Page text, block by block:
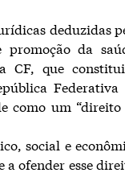
deduzidas
da
CF, que
Federativa
como um “direito
social e
ofender esse